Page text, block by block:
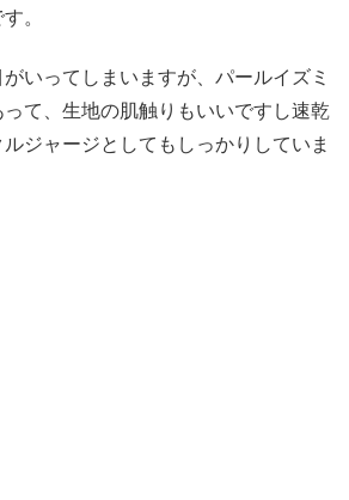
。
いってしまいますが、パールイズミ
て、生地の肌触りもいいですし速乾
ジャージとしてもしっかりしていま